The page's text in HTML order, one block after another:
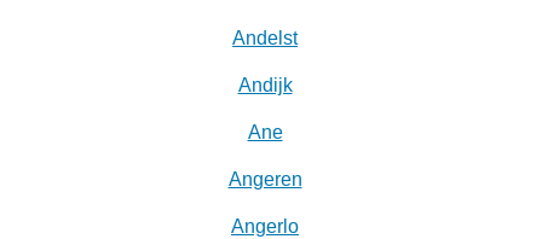
Andelst
Andijk
Ane
Angeren
Angerlo